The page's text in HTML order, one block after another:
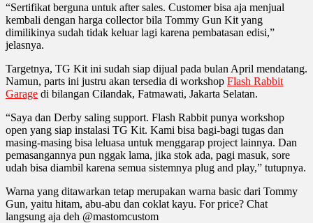
“Sertifikat berguna untuk after sales. Customer bisa aja menjual
kembali dengan harga collector bila Tommy Gun Kit yang
dimilikinya sudah tidak keluar lagi karena pembatasan edisi,”
jelasnya.
Targetnya, TG Kit ini sudah siap dijual pada bulan April mendatang.
Namun, parts ini justru akan tersedia di workshop Flash Rabbit
Garage di bilangan Cilandak, Fatmawati, Jakarta Selatan.
“Saya dan Derby saling support. Flash Rabbit punya workshop
open yang siap instalasi TG Kit. Kami bisa bagi-bagi tugas dan
masing-masing bisa leluasa untuk menggarap project lainnya. Dan
pemasangannya pun nggak lama, jika stok ada, pagi masuk, sore
udah bisa diambil karena semua sistemnya plug and play,” tutupnya.
Warna yang ditawarkan tetap merupakan warna basic dari Tommy
Gun, yaitu hitam, abu-abu dan coklat kayu. For price? Chat
langsung aja deh @mastomcustom